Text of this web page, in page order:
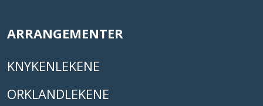
ARRANGEMENTER
KNYKENLEKENE
ORKLANDLEKENE